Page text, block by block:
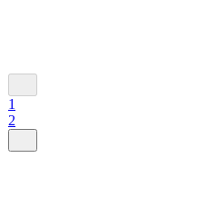
1
2